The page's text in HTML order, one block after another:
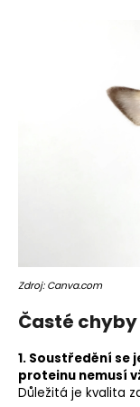
Zdroj: Canva.com
Časté
1. Soustředění se
proteinu nemusí
Důležitá je kvalita